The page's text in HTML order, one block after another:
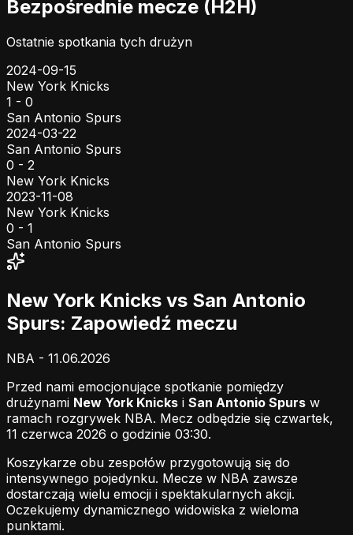
Bezpośrednie mecze (H2H)
Ostatnie spotkania tych drużyn
2024-09-15
New York Knicks
1 - 0
San Antonio Spurs
2024-03-22
San Antonio Spurs
0 - 2
New York Knicks
2023-11-08
New York Knicks
0 - 1
San Antonio Spurs
New York Knicks vs San Antonio
Spurs: Zapowiedź meczu
NBA - 11.06.2026
Przed nami emocjonujące spotkanie pomiędzy
drużynami New York Knicks i San Antonio Spurs w
ramach rozgrywek NBA. Mecz odbędzie się czwartek,
11 czerwca 2026 o godzinie 03:30.
Koszykarze obu zespołów przygotowują się do
intensywnego pojedynku. Mecze w NBA zawsze
dostarczają wielu emocji i spektakularnych akcji.
Oczekujemy dynamicznego widowiska z wieloma
punktami.